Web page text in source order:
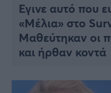
Έγινε αυτό που
«Μέλια» στο
Μαθεύτηκαν οι
και ήρθαν κοντά